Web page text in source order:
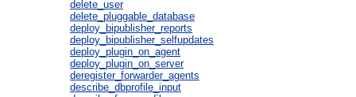
delete_user
delete_pluggable_database
deploy_bipublisher_reports
deploy_bipublisher_selfupdates
deploy_plugin_on_agent
deploy_plugin_on_server
deregister_forwarder_agents
describe_dbprofile_input